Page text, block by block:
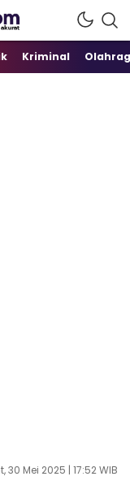
Kriminal
30 Mei 2025 | 17:52 WIB